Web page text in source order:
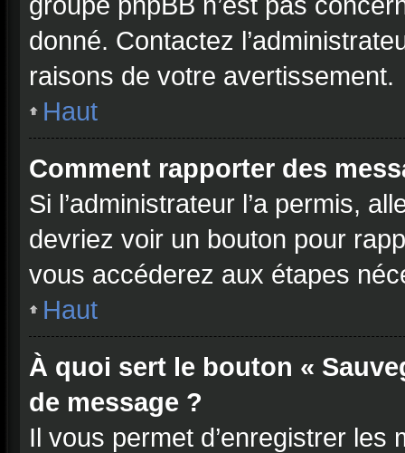
donné. Contactez
raisons de votre avertissement.
Haut
Comment rapporter des
Si l’administrateur l’a permis,
devriez voir un bouton pour
vous accéderez aux étapes
Haut
À quoi sert le bouton «
de message ?
Il vous permet d’enregistrer